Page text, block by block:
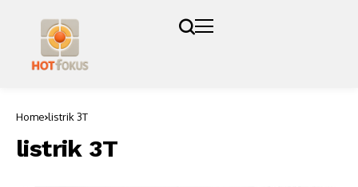
Home listrik 3T
listrik 3T